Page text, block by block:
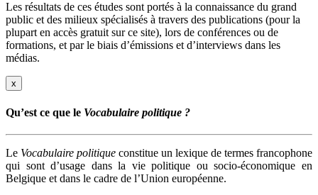
Les résultats de ces études sont portés à la connaissance du grand
public et des milieux spécialisés à travers des publications (pour la
plupart en accès gratuit sur ce site), lors de conférences ou de
formations, et par le biais d’émissions et d’interviews dans les
médias.
x
Qu’est ce que le Vocabulaire politique ?
Le Vocabulaire politique constitue un lexique de termes francophone
qui sont d’usage dans la vie politique ou socio-économique en
Belgique et dans le cadre de l’Union européenne.